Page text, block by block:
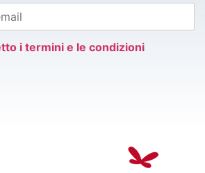
i termini e le condizioni